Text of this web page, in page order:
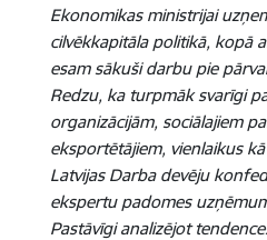
Ekonomikas ministrijai
cilvēkkapitāla politikā, kopā
esam sākuši darbu pie
Redzu, ka turpmāk svarīgi
organizācijām, sociālajiem
eksportētājiem, vienlaikus
Latvijas Darba devēju
ekspertu padomes
Pastāvīgi analizējot